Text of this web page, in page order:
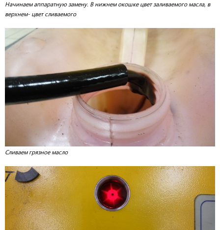
Начинаем аппаратную замену. В нижнем окошке цвет заливаемого масла, в
верхнем- цвет сливаемого
Сливаем грязное масло